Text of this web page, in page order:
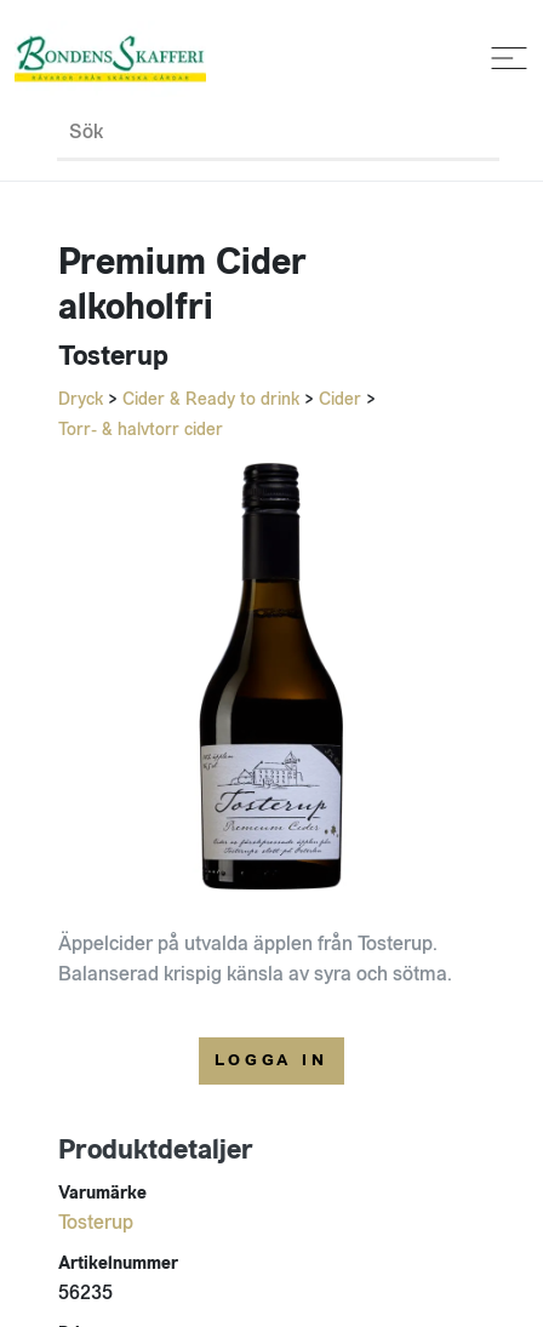
Sök
Premium Cider
alkoholfri
Tosterup
Dryck > Cider & Ready to drink > Cider >
Torr- & halvtorr cider
Äppelcider på utvalda äpplen från Tosterup.
Balanserad krispig känsla av syra och sötma.
LOGGA IN
Produktdetaljer
Varumärke
Tosterup
Artikelnummer
56235